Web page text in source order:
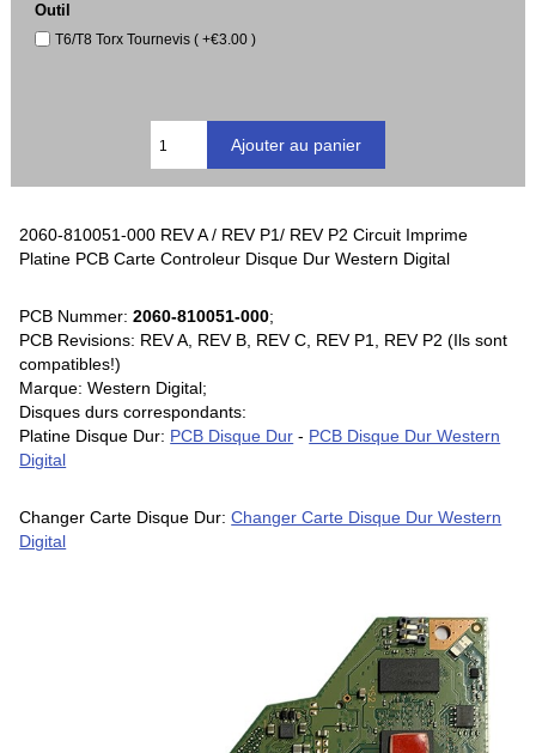
Outil
T6/T8 Torx Tournevis ( +€3.00 )
2060-810051-000 REV A / REV P1/ REV P2 Circuit Imprime
Platine PCB Carte Controleur Disque Dur Western Digital
PCB Nummer:2060-810051-000;
PCB Revisions: REV A, REV B, REV C, REV P1, REV P2 (Ils sont
compatibles!)
Marque: Western Digital;
Disques durs correspondants:
Platine Disque Dur: PCB Disque Dur - PCB Disque Dur Western
Digital
Changer Carte Disque Dur:Changer Carte Disque Dur Western
Digital